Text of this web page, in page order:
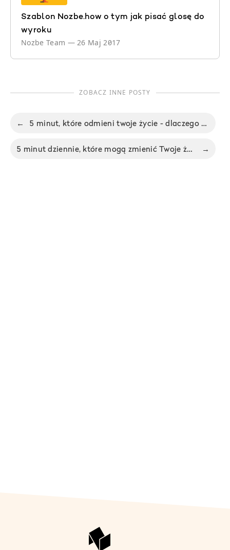
Szablon Nozbe.how o tym jak pisać glosę do
wyroku
Nozbe Team —26 Maj 2017
ZOBACZ INNE POSTY
← 5 minut, które odmieni twoje życie - dlaczego warto pisać dziennik
5 minut dziennie, które mogą zmienić Twoje życie - Nie Ma Biura odc. 75 →